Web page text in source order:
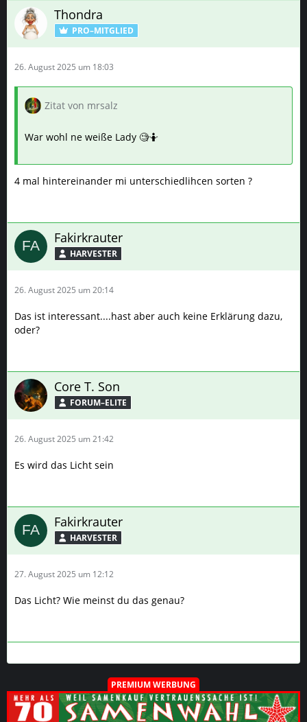
26. August 2025 um 18:03
Zitat von mrsalz
Fakirkrauter
26. August 2025 um 20:14
Das ist interessant....hast aber auch keine Erklärung dazu,
oder?
26. August 2025 um 21:42
Es wird das Licht sein
Fakirkrauter
27. August 2025 um 12:12
Das Licht? Wie meinst du das genau?
PREMIUM WERBUNG